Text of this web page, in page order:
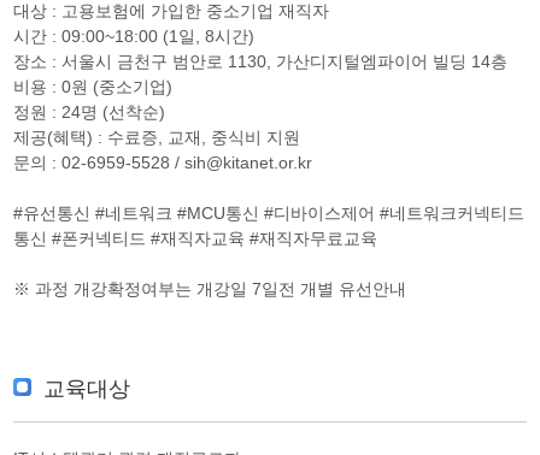
대상 : 고용보험에 가입한 중소기업 재직자
시간 : 09:00~18:00 (1일, 8시간)
장소 : 서울시 금천구 범안로 1130, 가산디지털엠파이어 빌딩 14층
비용 : 0원 (중소기업)
정원 : 24명 (선착순)
제공(혜택) : 수료증, 교재, 중식비 지원
문의 : 02-6959-5528 / sih@kitanet.or.kr
#유선통신 #네트워크 #MCU통신 #디바이스제어 #네트워크커넥티드
통신 #폰커넥티드 #재직자교육 #재직자무료교육
※ 과정 개강확정여부는 개강일 7일전 개별 유선안내
교육대상